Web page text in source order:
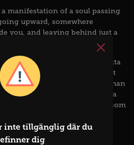
inte tillgänglig där du
dig
manifestation of a soul passing
upward, somewhere
you, and leaving behind just a
– Andrej Tarkovskij
Tarkovskij lämnade oss med åtta
väcka både nyfikenhet
- En filmares bön berättar han
tankar. Här finns också unika
Tarkovskij, Andrejs far, som
tidlösa konstnärsskap.
Inna Churikova